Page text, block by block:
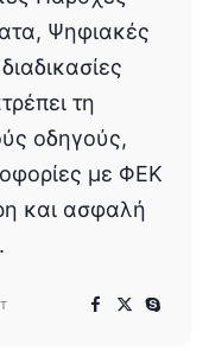
Ψηφιακές
τη
οδηγούς,
με ΦΕΚ
και ασφαλή